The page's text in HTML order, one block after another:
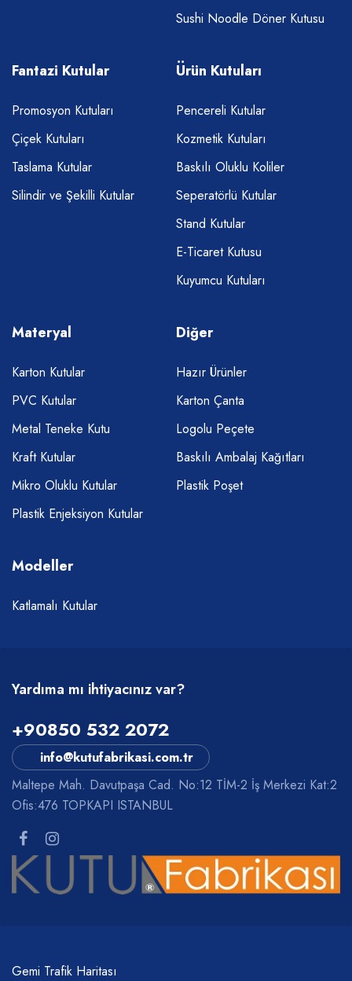
Sushi Noodle Döner Kutusu
Fantazi Kutular
Promosyon Kutuları
Çiçek Kutuları
Taslama Kutular
Silindir ve Şekilli Kutular
Ürün Kutuları
Pencereli Kutular
Kozmetik Kutuları
Baskılı Oluklu Koliler
Seperatörlü Kutular
Stand Kutular
E-Ticaret Kutusu
Kuyumcu Kutuları
Materyal
Karton Kutular
PVC Kutular
Metal Teneke Kutu
Kraft Kutular
Mikro Oluklu Kutular
Plastik Enjeksiyon Kutular
Diğer
Hazır Ürünler
Karton Çanta
Logolu Peçete
Baskılı Ambalaj Kağıtları
Plastik Poşet
Modeller
Katlamalı Kutular
Yardıma mı ihtiyacınız var?
+90850 532 2072
info@kutufabrikasi.com.tr
Maltepe Mah. Davutpaşa Cad. No:12 TİM-2 İş Merkezi Kat:2
Ofis:476 TOPKAPI ISTANBUL
Gemi Trafik Haritası